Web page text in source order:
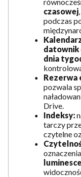
czasowej
podczas
datownik
dnia
Rezerwa
pozwala
Drive.
Indeksy:
tarczy
czytelne